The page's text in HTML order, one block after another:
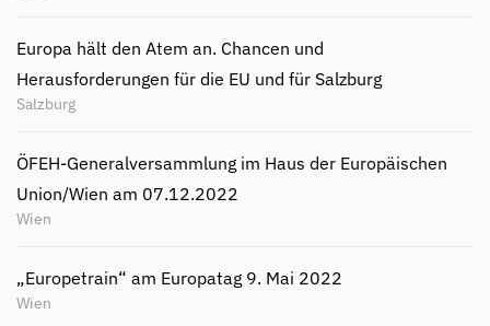
Europa hält den Atem an. Chancen und
Herausforderungen für die EU und für Salzburg
Salzburg
ÖFEH-Generalversammlung im Haus der Europäischen
Union/Wien am 07.12.2022
Wien
„Europetrain“ am Europatag 9. Mai 2022
Wien